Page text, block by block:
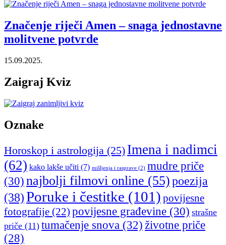
Značenje riječi Amen – snaga jednostavne
molitvene potvrde
15.09.2025.
Zaigraj Kviz
Oznake
Horoskop i astrologija (25) Imena i nadimci
(62) kako lakše učiti (7) mišljenja i rasprave (2) mudre priče
(30) najbolji filmovi online (55)poezija
(38)Poruke i čestitke (101) povijesne
fotografije (22) povijesne građevine (30) strašne
priče (11) tumačenje snova (32) životne priče
(28)